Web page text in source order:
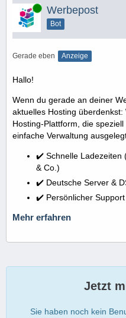
Online Werbepost
Bot
Gerade eben Anzeige
Hallo!
Wenn du gerade an deiner
aktuelles Hosting
Hosting-Plattform, die
einfache Verwaltung
✔️ Schnelle Ladezeiten
& Co.)
✔️ Deutsche Server &
✔️ Persönlicher
Mehr erfahren
Jetzt
Sie haben noch kein